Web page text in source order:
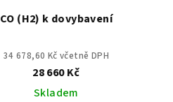
CO (H2) k dovybavení
34 678,60 Kč včetně DPH
28 660 Kč
Skladem